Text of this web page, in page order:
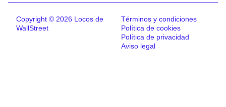
Copyright © 2026 Locos de
WallStreet
Términos y condiciones
Política de cookies
Política de privacidad
Aviso legal